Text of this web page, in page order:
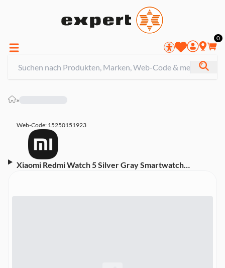
0
»
Web-Code: 15250151923
Xiaomi Redmi Watch 5 Silver Gray Smartwatch